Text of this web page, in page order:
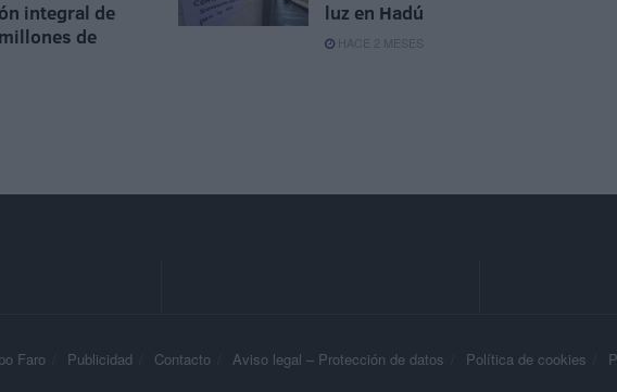
integral de
de
luz en Hadú
HACE 2 MESES
Faro Publicidad Contacto Aviso legal – Protección de datos Política de cookies